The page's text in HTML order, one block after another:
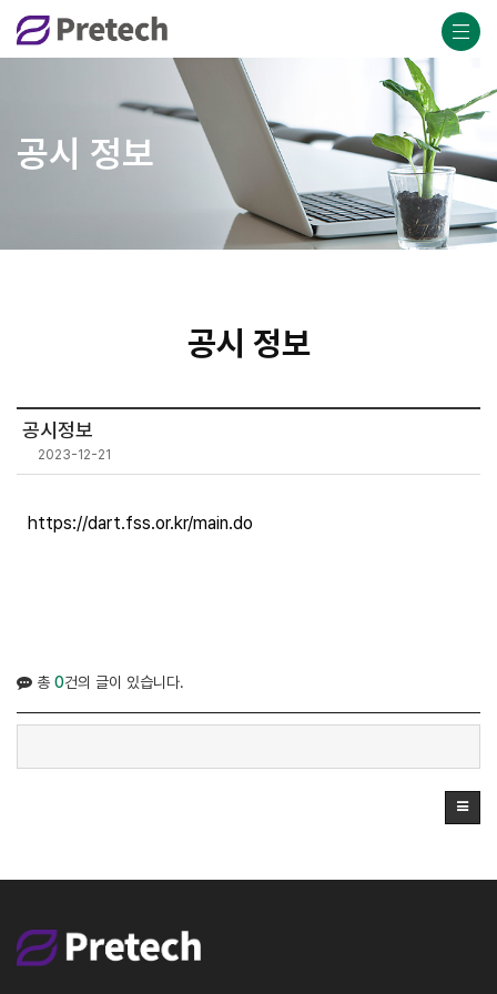
공시 정보
공시 정보
공시정보
2023-12-21
https://dart.fss.or.kr/main.do
총 0건의 글이 있습니다.